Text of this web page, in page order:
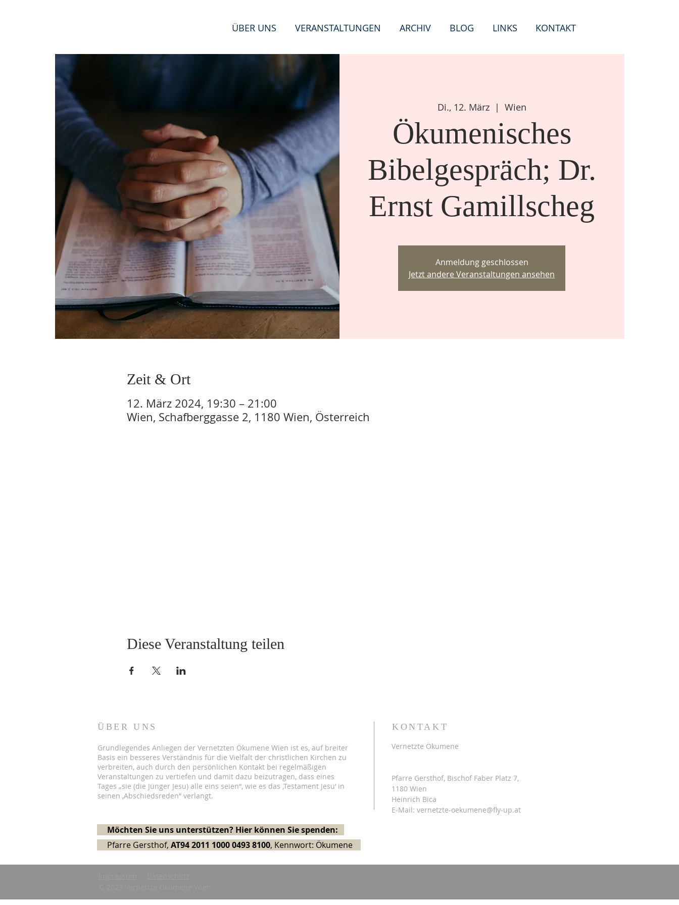
E
ÖkumeneW
i
ÜBER UNS VERANSTALTUNGEN ARCHIV BLOG LINKS KONTAKT
Di., 12. März
  |
Wien
Ökumenisches
Bibelgespräch; Dr.
Ernst Gamillscheg
Anmeldung geschlossen
Jetzt andere Veranstaltungen ansehen
Zeit & Ort
12. März 2024, 19:30 – 21:00
Wien, Schafberggasse 2, 1180 Wien, Österreich
Diese Veranstaltung teilen
ÜBER UNS
Grundlegendes Anliegen der Vernetzten Ökumene Wien ist es, auf breiter
Basis ein besseres Verständnis für die Vielfalt der christlichen Kirchen zu
verbreiten, auch durch den persönlichen Kontakt bei regelmäßigen
Veranstaltungen zu vertiefen und damit dazu beizutragen, dass eines
Tages „sie (die Jünger Jesu) alle eins seien“, wie es das ‚Testament Jesu‘ in
seinen ‚Abschiedsreden“ verlangt.
KONTAKT
Vernetzte Ökumene
Pfarre Gersthof, Bischof Faber Platz 7,
1180 Wien
Heinrich Bica
E-Mail: vernetzte-oekumene@fly-up.at
Möchten Sie uns unterstützen? Hier können Sie spenden:
Pfarre Gersthof, AT94 2011 1000 0493 8100, Kennwort: Ökumene